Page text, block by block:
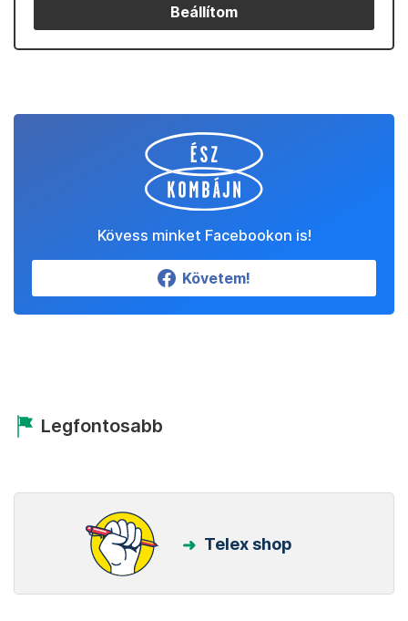
Beállítom
Kövess minket Facebookon is!
Követem!
Legfontosabb
Telex shop